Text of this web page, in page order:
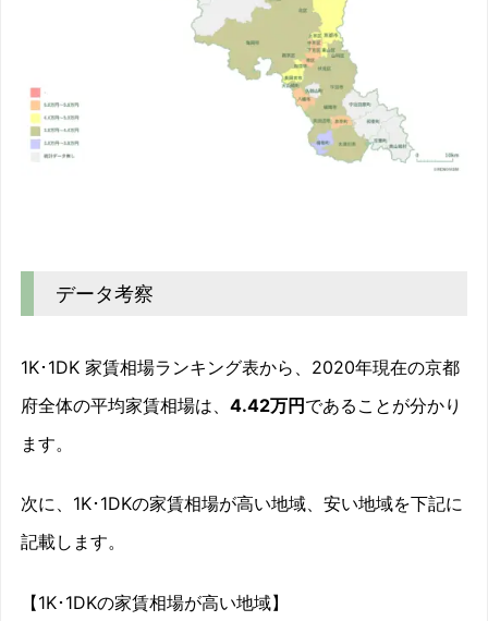
データ考察
1K･1DK 家賃相場ランキング表から、2020年現在の京都
府全体の平均家賃相場は、 4.42万円であることが分かり
ます。
次に、1K･1DKの家賃相場が高い地域、安い地域を下記に
記載します。
【1K･1DKの家賃相場が高い地域】